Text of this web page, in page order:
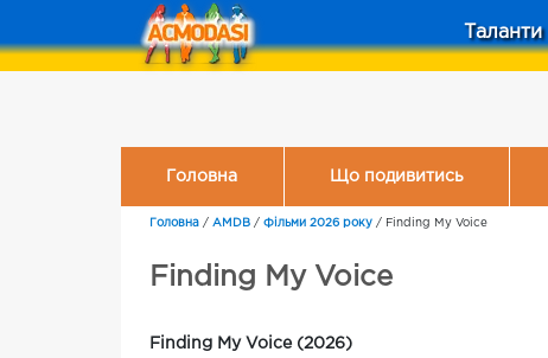
Таланти
Головна Що подивитись
Головна / AMDB / Фільми 2026 року / Finding My Voice
Finding My Voice
Finding My Voice (2026)